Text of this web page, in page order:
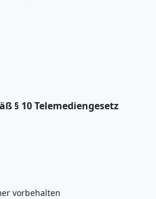
§ 10 Telemediengesetz
vorbehalten